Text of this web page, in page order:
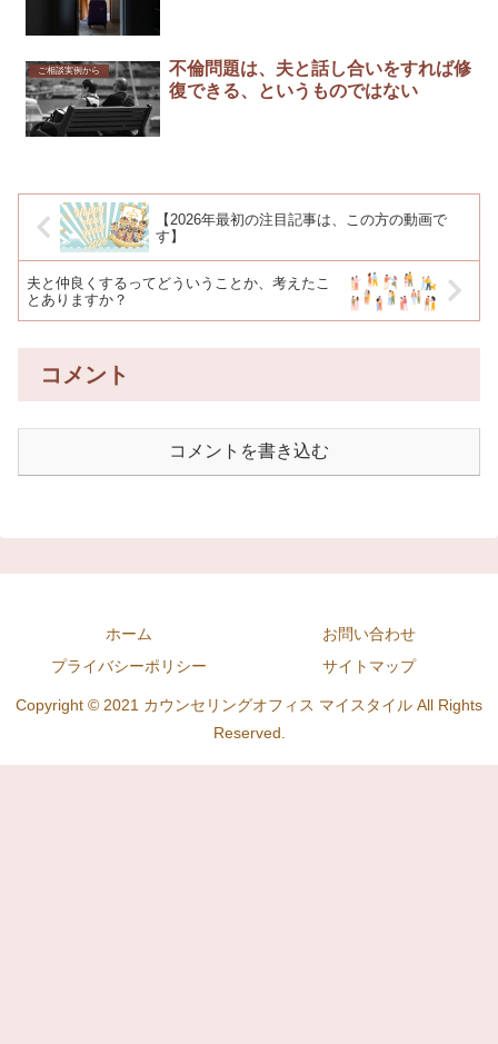
ご相談実例から
不倫問題は、夫と話し合いをすれば修
復できる、というものではない
【2026年最初の注目記事は、この方の動画で
す】
夫と仲良くするってどういうことか、考えたこ
とありますか？
コメント
コメントを書き込む
ホーム
お問い合わせ
プライバシーポリシー
サイトマップ
Copyright © 2021 カウンセリングオフィス マイスタイル All Rights
Reserved.